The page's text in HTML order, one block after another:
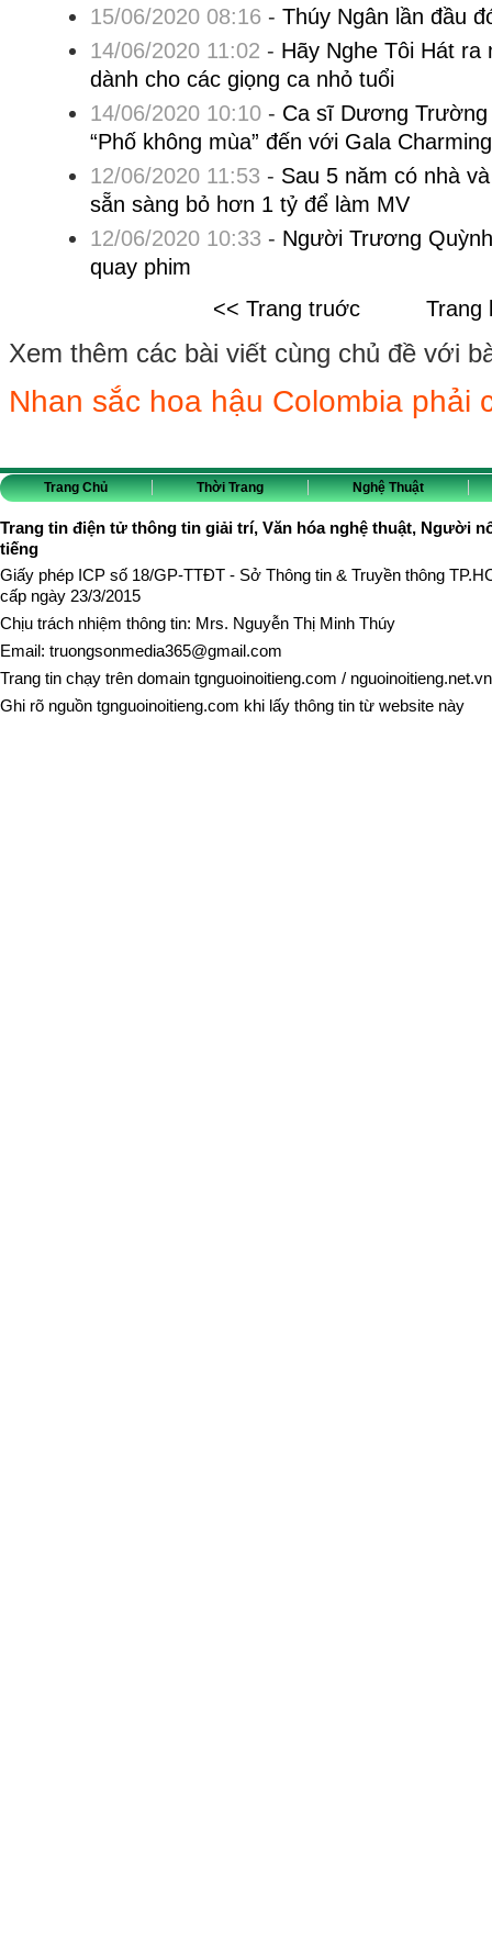
15/06/2020 08:16 - Thúy Ngân lần đầu
14/06/2020 11:02 - Hãy Nghe Tôi Hát ra
dành cho các giọng ca nhỏ tuổi
14/06/2020 10:10- Ca sĩ Dương
“Phố không mùa” đến với Gala
12/06/2020 11:53 - Sau 5 năm có nhà
sẵn sàng bỏ hơn 1 tỷ để làm MV
12/06/2020 10:33 - Người Trương
quay phim
<< Trang truớc
Trang
Xem thêm các bài viết cùng chủ đề với
Nhan sắc hoa hậu Colombia phải
Trang Chủ Thời Trang Nghệ Thuật
Trang tin điện tử thông tin giải trí, Văn hóa nghệ thuật, Người
tiếng
Giấy phép ICP số 18/GP-TTĐT - Sở Thông tin & Truyền thông
cấp ngày 23/3/2015
Chịu trách nhiệm thông tin: Mrs. Nguyễn Thị Minh Thúy
Email: truongsonmedia365@gmail.com
Trang tin chạy trên domain tgnguoinoitieng.com / nguoinoitieng.net.vn
Ghi rõ nguồn tgnguoinoitieng.com khi lấy thông tin từ website này